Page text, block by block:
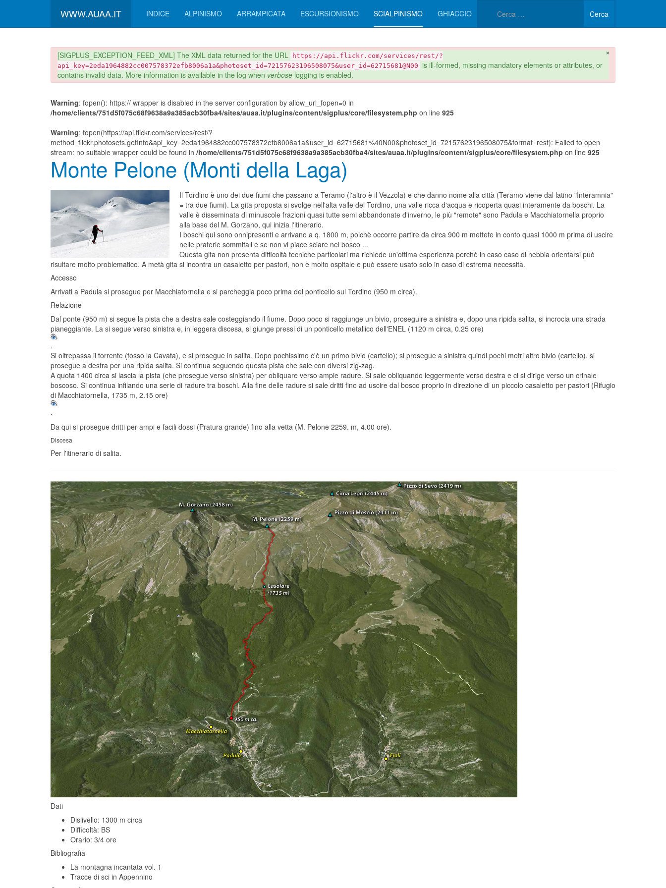
WWW.AUAA.IT
Cerca
INDICE ALPINISMO ARRAMPICATA ESCURSIONISMO SCIALPINISMO GHIACCIO
×
danger
[SIGPLUS_EXCEPTION_FEED_XML] The XML data returned for the URL
https://api.flickr.com/services/rest/?
api_key=2eda1964882cc007578372efb8006a1a&photoset_id=72157623196508075&user_id=62715681@N00 is ill-formed, missing mandatory elements or attributes, or
contains invalid data. More information is available in the log when verboselogging is enabled.
Warning: fopen(): https:// wrapper is disabled in the server configuration by allow_url_fopen=0 in
/home/clients/751d5f075c68f9638a9a385acb30fba4/sites/auaa.it/plugins/content/sigplus/core/filesystem.php on line 925
Warning: fopen(https://api.flickr.com/services/rest/?
method=flickr.photosets.getInfo&api_key=2eda1964882cc007578372efb8006a1a&user_id=62715681%40N00&photoset_id=72157623196508075&format=rest): Failed to open
stream: no suitable wrapper could be found in /home/clients/751d5f075c68f9638a9a385acb30fba4/sites/auaa.it/plugins/content/sigplus/core/filesystem.php on line 925
Monte Pelone (Monti della Laga)
Il Tordino è uno dei due fiumi che passano a Teramo (l'altro è il Vezzola) e che danno nome alla città (Teramo viene dal latino "Interamnia"
= tra due fiumi). La gita proposta si svolge nell'alta valle del Tordino, una valle ricca d'acqua e ricoperta quasi interamente da boschi. La
valle è disseminata di minuscole frazioni quasi tutte semi abbandonate d'inverno, le più "remote" sono Padula e Macchiatornella proprio
alla base del M. Gorzano, qui inizia l'itinerario.
I boschi qui sono onnipresenti e arrivano a q. 1800 m, poichè occorre partire da circa 900 m mettete in conto quasi 1000 m prima di uscire
nelle praterie sommitali e se non vi piace sciare nel bosco ...
Questa gita non presenta difficoltà tecniche particolari ma richiede un'ottima esperienza perchè in caso caso di nebbia orientarsi può
risultare molto problematico. A metà gita si incontra un casaletto per pastori, non è molto ospitale e può essere usato solo in caso di estrema necessità.
Accesso
Arrivati a Padula si prosegue per Macchiatornella e si parcheggia poco prima del ponticello sul Tordino (950 m circa).
Relazione
Dal ponte (950 m) si segue la pista che a destra sale costeggiando il fiume. Dopo poco si raggiunge un bivio, proseguire a sinistra e, dopo una ripida salita, si incrocia una strada
pianeggiante. La si segue verso sinistra e, in leggera discesa, si giunge pressi di un ponticello metallico dell'ENEL (1120 m circa, 0.25 ore)
.
Si oltrepassa il torrente (fosso la Cavata), e si prosegue in salita. Dopo pochissimo c'è un primo bivio (cartello); si prosegue a sinistra quindi pochi metri altro bivio (cartello), si
prosegue a destra per una ripida salita. Si continua seguendo questa pista che sale con diversi zig-zag.
A quota 1400 circa si lascia la pista (che prosegue verso sinistra) per obliquare verso ampie radure. Si sale obliquando leggermente verso destra e ci si dirige verso un crinale
boscoso. Si continua infilando una serie di radure tra boschi. Alla fine delle radure si sale dritti fino ad uscire dal bosco proprio in direzione di un piccolo casaletto per pastori (Rifugio
di Macchiatornella, 1735 m, 2.15 ore)
.
Da qui si prosegue dritti per ampi e facili dossi (Pratura grande) fino alla vetta (M. Pelone 2259. m, 4.00 ore).
Discesa
Per l'itinerario di salita.
Dati
Dislivello: 1300 m circa
Difficoltà: BS
Orario: 3/4 ore
Bibliografia
La montagna incantata vol. 1
Tracce di sci in Appennino